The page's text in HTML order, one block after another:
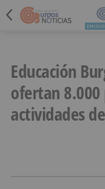
Educación
ofertan 8.000
actividades